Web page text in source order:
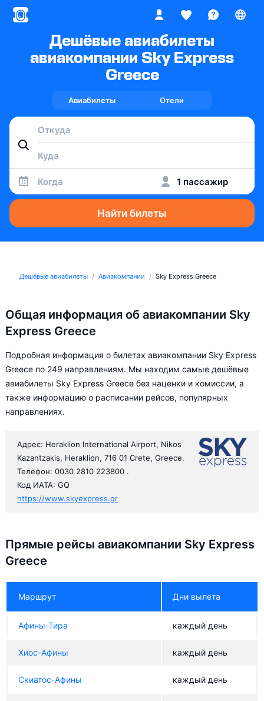
Дешёвые авиабилеты
авиакомпании Sky Express
Greece
Авиабилеты Отели
Когда 1 пассажир
Найти билеты
Дешёвые авиабилеты Авиакомпании Sky Express Greece
Общая информация об авиакомпании Sky
Express Greece
Подробная информация о билетах авиакомпании Sky Express
Greece по 249 направлениям. Мы находим самые дешёвые
авиабилеты Sky Express Greece без наценки и комиссии, а
также информацию о расписании рейсов, популярных
направлениях.
Адрес: Heraklion International Airport, Nikos
Kazantzakis, Heraklion, 716 01 Crete, Greece.
Телефон: 0030 2810 223800 .
Код ИАТА: GQ
https://www.skyexpress.gr
Прямые рейсы авиакомпании Sky Express
Greece
Маршрут Дни вылета
Афины-Тира каждый день
Хиос-Афины каждый день
Скиатос-Афины каждый день